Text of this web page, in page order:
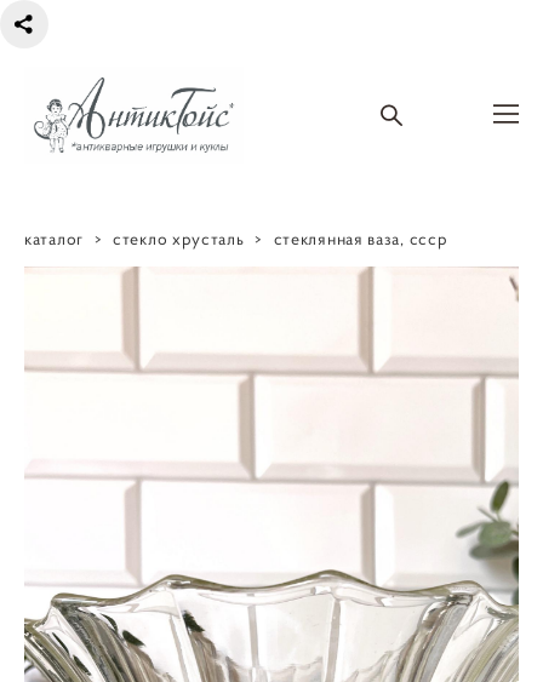
каталог > стекло хрусталь > стеклянная ваза, ссср